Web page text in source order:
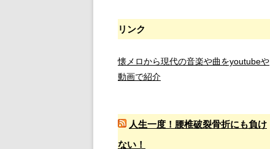
リンク
懐メロから現代の音楽や曲をyoutubeや
動画で紹介
人生一度！腰椎破裂骨折にも負け
ない！